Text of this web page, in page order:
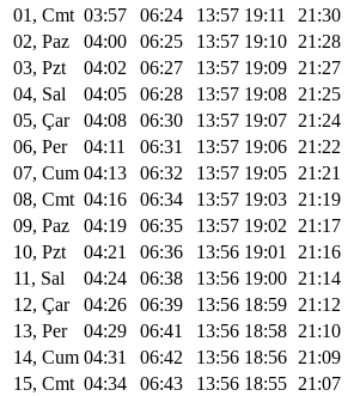
01, Cmt 03:57 06:24 13:57 19:11 21:30
02, Paz
04:00 06:25 13:57 19:10 21:28
03, Pzt
04:02 06:27 13:57 19:09 21:27
04, Sal
04:05 06:28 13:57 19:08 21:25
05, Çar
04:08 06:30 13:57 19:07 21:24
06, Per
04:11 06:31 13:57 19:06 21:22
07, Cum 04:13 06:32 13:57 19:05 21:21
08, Cmt 04:16 06:34 13:57 19:03 21:19
09, Paz
04:19 06:35 13:57 19:02 21:17
10, Pzt
04:21 06:36 13:56 19:01 21:16
11, Sal
04:24 06:38 13:56 19:00 21:14
12, Çar
04:26 06:39 13:56 18:59 21:12
13, Per
04:29 06:41 13:56 18:58 21:10
14, Cum 04:31 06:42 13:56 18:56 21:09
15, Cmt 04:34 06:43 13:56 18:55 21:07